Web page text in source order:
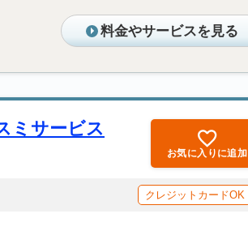
料金やサービスを見る
ミサービス
お気に入りに追加
クレジットカードOK